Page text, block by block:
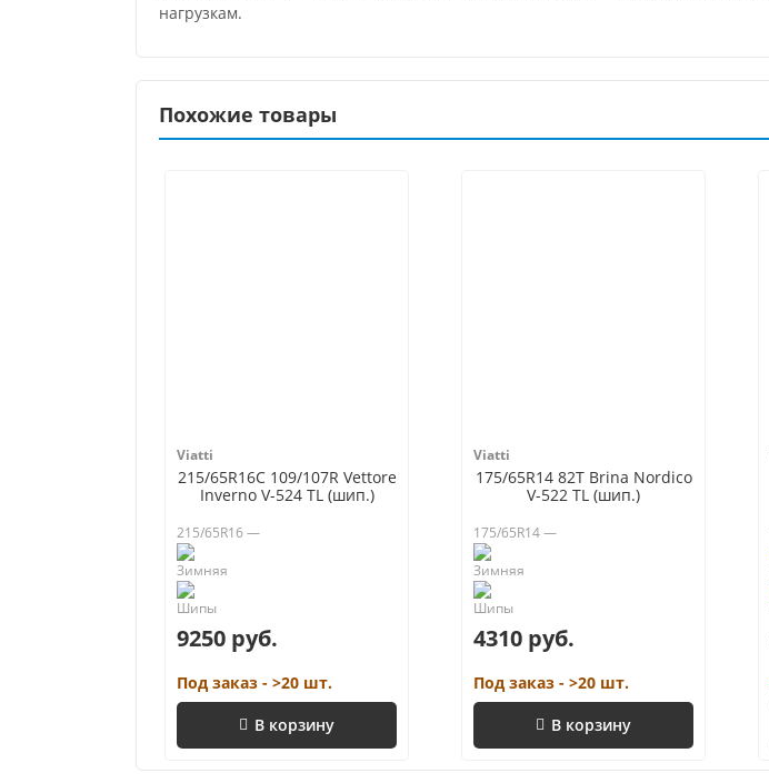
нагрузкам.
Похожие товары
Viatti
215/65R16C 109/107R Vettore
Inverno V-524 TL (шип.)
215/65R16 —
9250 руб.
Под заказ - >20 шт.
В корзину
Viatti
175/65R14 82T Brina Nordico
V-522 TL (шип.)
175/65R14 —
4310 руб.
Под заказ - >20 шт.
В корзину